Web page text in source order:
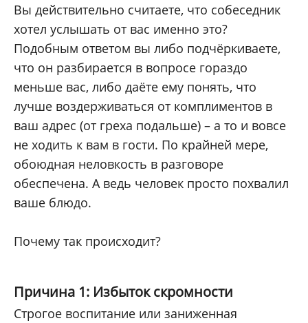
Вы действительно считаете, что собеседник
хотел услышать от вас именно это?
Подобным ответом вы либо подчёркиваете,
что он разбирается в вопросе гораздо
меньше вас, либо даёте ему понять, что
лучше воздерживаться от комплиментов в
ваш адрес (от греха подальше) – а то и вовсе
не ходить к вам в гости. По крайней мере,
обоюдная неловкость в разговоре
обеспечена. А ведь человек просто похвалил
ваше блюдо.
Почему так происходит?
Причина 1: Избыток скромности
Строгое воспитание или заниженная